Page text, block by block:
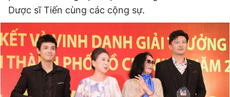
Đọc Thanh Niên trên điện thoại
Theo dõi báo trên
Dược sĩ Tiến cùng các cộng sự.